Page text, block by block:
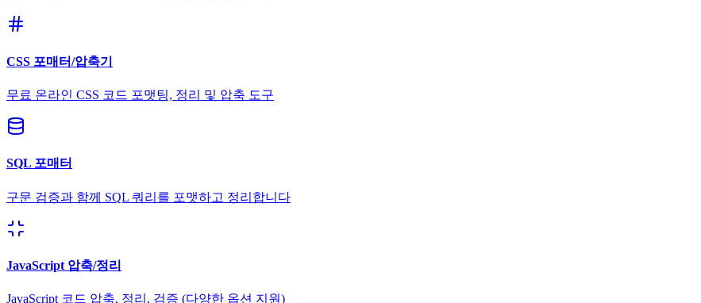
CSS 포매터/압축기
무료 온라인 CSS 코드 포맷팅, 정리 및 압축 도구
SQL 포매터
구문 검증과 함께 SQL 쿼리를 포맷하고 정리합니다
JavaScript 압축/정리
JavaScript 코드 압축, 정리, 검증 (다양한 옵션 지원)